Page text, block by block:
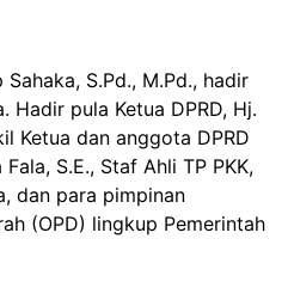
S.Pd., M.Pd., hadir
Hadir pula Ketua DPRD, Hj.
Ketua dan anggota DPRD
S.E., Staf Ahli TP PKK,
dan para pimpinan
(OPD) lingkup Pemerintah